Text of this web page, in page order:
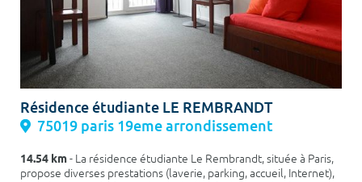
Résidence étudiante LE REMBRANDT
75019 paris 19eme arrondissement
14.54 km- La résidence étudiante Le Rembrandt, située à Paris,
propose diverses prestations (laverie, parking, accueil, Internet),